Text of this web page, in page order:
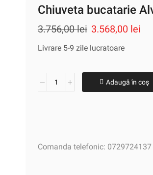
Chiuveta bucatarie
3.756,00lei 3.568,00 lei
Livrare 5-9 zile lucratoare
Adaugă în coș
Comanda telefonic: 0729724137